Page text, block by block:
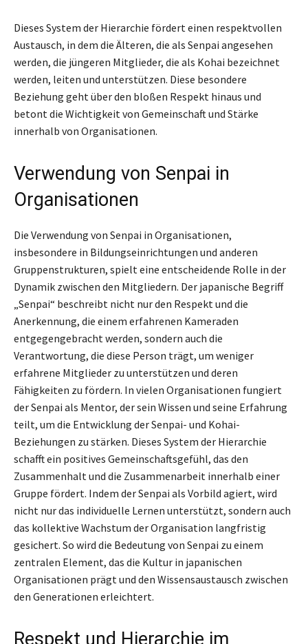
Dieses System der Hierarchie fördert einen respektvollen
Austausch, in dem die Älteren, die als Senpai angesehen
werden, die jüngeren Mitglieder, die als Kohai bezeichnet
werden, leiten und unterstützen. Diese besondere
Beziehung geht über den bloßen Respekt hinaus und
betont die Wichtigkeit von Gemeinschaft und Stärke
innerhalb von Organisationen.
Verwendung von Senpai in
Organisationen
Die Verwendung von Senpai in Organisationen,
insbesondere in Bildungseinrichtungen und anderen
Gruppenstrukturen, spielt eine entscheidende Rolle in der
Dynamik zwischen den Mitgliedern. Der japanische Begriff
„Senpai“ beschreibt nicht nur den Respekt und die
Anerkennung, die einem erfahrenen Kameraden
entgegengebracht werden, sondern auch die
Verantwortung, die diese Person trägt, um weniger
erfahrene Mitglieder zu unterstützen und deren
Fähigkeiten zu fördern. In vielen Organisationen fungiert
der Senpai als Mentor, der sein Wissen und seine Erfahrung
teilt, um die Entwicklung der Senpai- und Kohai-
Beziehungen zu stärken. Dieses System der Hierarchie
schafft ein positives Gemeinschaftsgefühl, das den
Zusammenhalt und die Zusammenarbeit innerhalb einer
Gruppe fördert. Indem der Senpai als Vorbild agiert, wird
nicht nur das individuelle Lernen unterstützt, sondern auch
das kollektive Wachstum der Organisation langfristig
gesichert. So wird die Bedeutung von Senpai zu einem
zentralen Element, das die Kultur in japanischen
Organisationen prägt und den Wissensaustausch zwischen
den Generationen erleichtert.
Respekt und Hierarchie im